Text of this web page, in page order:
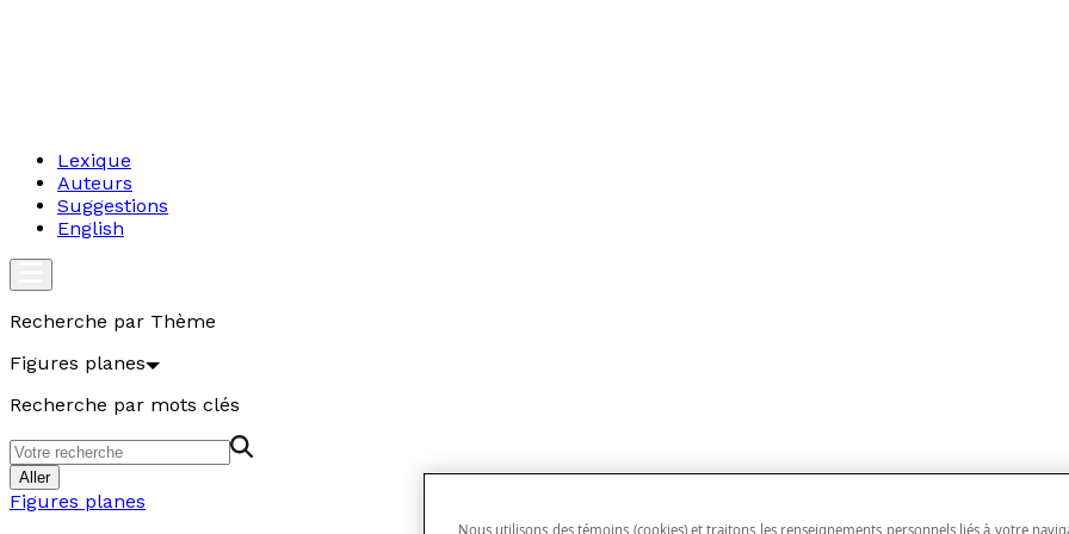
Lexique
Auteurs
Suggestions
English
Recherche par Thème
Figures planes
Recherche par mots clés
Aller
Figures planes
Nous utilisons des témoins (cookies) et traitons les renseignements personnels liés à votre